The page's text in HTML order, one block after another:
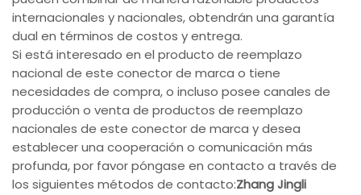
internacionales y nacionales, obtendrán una garantía
dual en términos de costos y entrega.
Si está interesado en el producto de reemplazo
nacional de este conector de marca o tiene
necesidades de compra, o incluso posee canales de
producción o venta de productos de reemplazo
nacionales de este conector de marca y desea
establecer una cooperación o comunicación más
profunda, por favor póngase en contacto a través de
los siguientes métodos de contacto:Zhang Jingli